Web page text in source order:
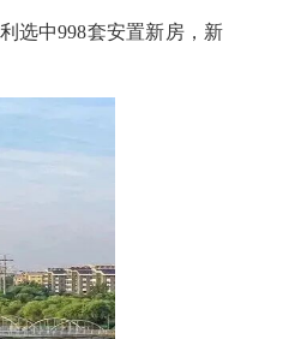
选中998套安置新房，新